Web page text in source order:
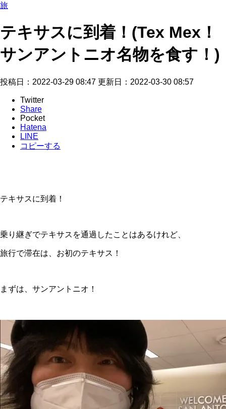
旅
テキサスに到着！(Tex Mex！
サンアントニオ名物を食す！)
投稿日：2022-03-29 08:47 更新日： 2022-03-30 08:57
Twitter
Share
Pocket
Hatena
LINE
コピーする
テキサスに到着！
乗り継ぎでテキサスを通過したことはあるけれど、
旅行で滞在は、お初のテキサス！
まずは、サンアントニオ！